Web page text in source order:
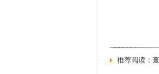
推荐阅读：